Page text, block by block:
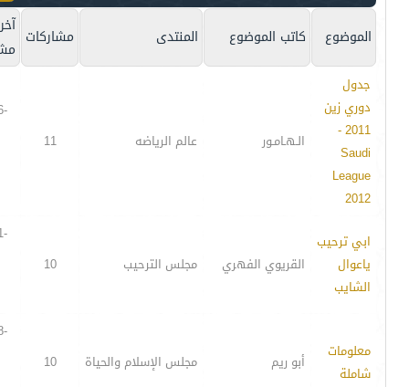
الموضوع كاتب الموضوع المنتدى مشاركات آخر
جدول
دوري زين
2011 -
Saudi
League
2012
الـهـامـور عالم الرياضه 11
ابي ترحيب
ياعوال
الشايب
القريوي الفهري مجلس الترحيب 10
معلومات
شاملة
أبو ريم مجلس الإسلام والحياة 10